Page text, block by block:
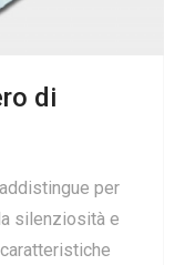
di
per
silenziosità e